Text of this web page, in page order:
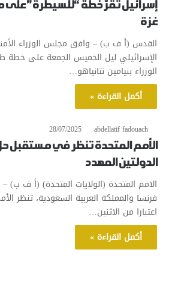
إسرائيل تقرّ خطة “للسيطرة” على
غزة
القدس (أ ف ب) – وافق مجلس الوزراء
الإسرائيلي ليل الخميس الجمعة على خطة
الوزراء بنيامين نتانياهو…
أكمل القراءة »
abdellatif fadouach
28/07/2025
الأمم المتحدة تنظر في مستقبل
الدولتين المهدد
الامم المتحدة (الولايات المتحدة) (أ ف ب)
فرنسا والمملكة العربية السعودية، تنظر
اعتبارا من الاثنين…
أكمل القراءة »